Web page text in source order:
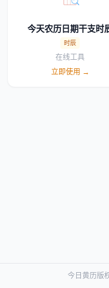
今天农历日期干支时
时辰
在线工具
立即使用 →
今日黄历版